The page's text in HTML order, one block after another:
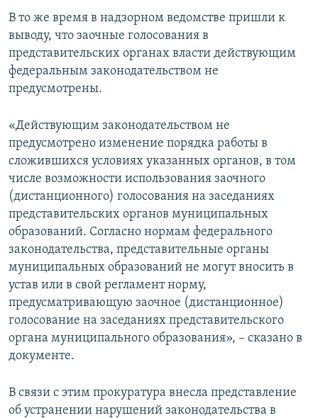
В то же время в надзорном ведомстве пришли к
выводу, что заочные голосования в
представительских органах власти действующим
федеральным законодательством не
предусмотрены.
«Действующим законодательством не
предусмотрено изменение порядка работы в
сложившихся условиях указанных органов, в том
числе возможности использования заочного
(дистанционного) голосования на заседаниях
представительских органов муниципальных
образований. Согласно нормам федерального
законодательства, представительные органы
муниципальных образований не могут вносить в
устав или в свой регламент норму,
предусматривающую заочное (дистанционное)
голосование на заседаниях представительского
органа муниципального образования», – сказано в
документе.
В связи с этим прокуратура внесла представление
об устранении нарушений законодательства в